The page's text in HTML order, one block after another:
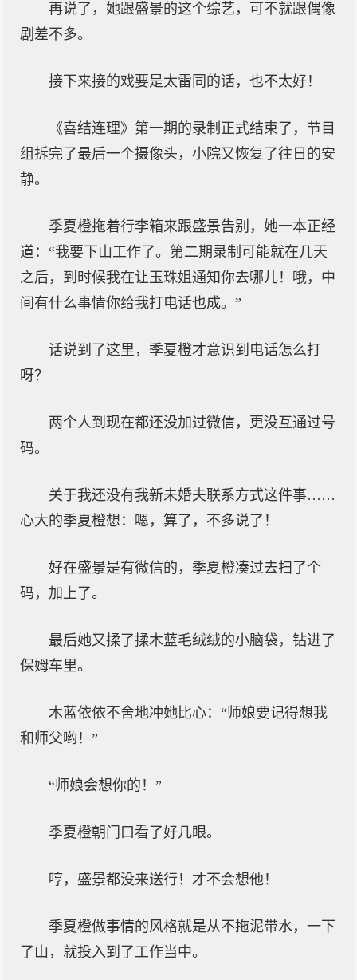
再说了，她跟盛景的这个综艺，可不就跟偶像
剧差不多。
接下来接的戏要是太雷同的话，也不太好！
《喜结连理》第一期的录制正式结束了，节目
组拆完了最后一个摄像头，小院又恢复了往日的安
静。
季夏橙拖着行李箱来跟盛景告别，她一本正经
道：“我要下山工作了。第二期录制可能就在几天
之后，到时候我在让玉珠姐通知你去哪儿！哦，中
间有什么事情你给我打电话也成。”
话说到了这里，季夏橙才意识到电话怎么打
呀？
两个人到现在都还没加过微信，更没互通过号
码。
关于我还没有我新未婚夫联系方式这件事……
心大的季夏橙想：嗯，算了，不多说了！
好在盛景是有微信的，季夏橙凑过去扫了个
码，加上了。
最后她又揉了揉木蓝毛绒绒的小脑袋，钻进了
保姆车里。
木蓝依依不舍地冲她比心：“师娘要记得想我
和师父哟！”
“师娘会想你的！”
季夏橙朝门口看了好几眼。
哼，盛景都没来送行！才不会想他！
季夏橙做事情的风格就是从不拖泥带水，一下
了山，就投入到了工作当中。